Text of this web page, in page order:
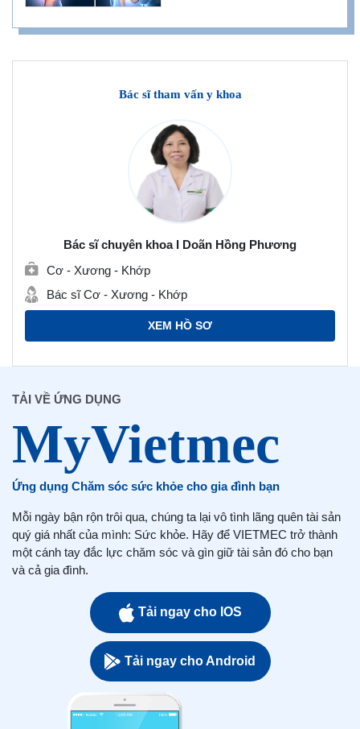
Bác sĩ tham vấn y khoa
Bác sĩ chuyên khoa I Doãn Hồng Phương
Cơ - Xương - Khớp
Bác sĩ Cơ - Xương - Khớp
XEM HỒ SƠ
TẢI VỀ ỨNG DỤNG
Ứng dụng Chăm sóc sức khỏe cho gia đình bạn
Mỗi ngày bận rộn trôi qua, chúng ta lại vô tình lãng quên tài sản
quý giá nhất của mình: Sức khỏe. Hãy để VIETMEC trở thành
một cánh tay đắc lực chăm sóc và gìn giữ tài sản đó cho bạn
và cả gia đình.
Tải ngay cho IOS
Tải ngay cho Android